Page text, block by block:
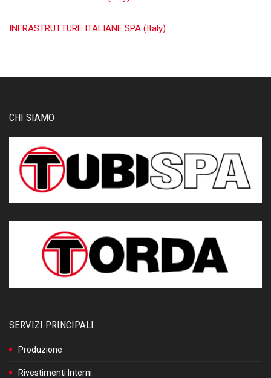
INFRASTRUTTURE ITALIANE SPA (Italy)
CHI SIAMO
SERVIZI PRINCIPALI
Produzione
Rivestimenti Interni